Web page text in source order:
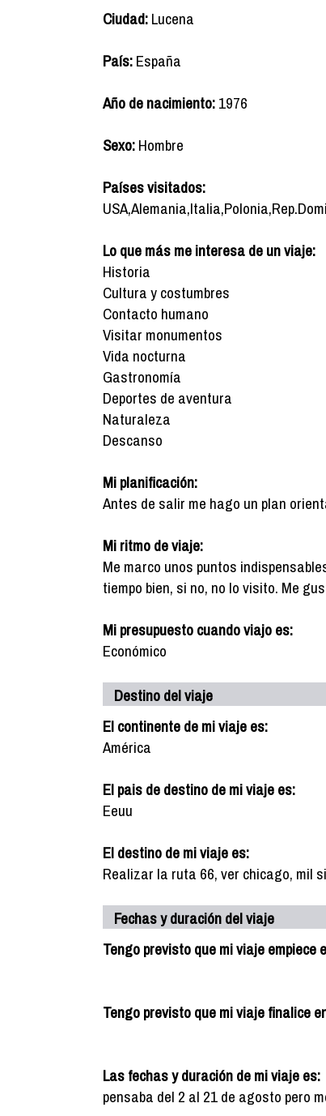
Ciudad:Lucena
País:España
Año de nacimiento:1976
Sexo:Hombre
Países visitados:
Lo que más me interesa de un viaje:
Historia
Cultura y costumbres
Contacto humano
Visitar monumentos
Vida nocturna
Gastronomía
Deportes de aventura
Naturaleza
Descanso
Mi planificación:
Antes de salir me hago un plan
Mi ritmo de viaje:
Me marco unos puntos
tiempo bien, si no, no lo visito. Me
Mi presupuesto cuando viajo es:
Económico
Destino del viaje
El continente de mi viaje es:
América
El pais de destino de mi viaje es:
Eeuu
El destino de mi viaje es:
Realizar la ruta 66, ver chicago, mil
Fechas y duración del viaje
Tengo previsto que mi viaje empiece
Tengo previsto que mi viaje finalice
Las fechas y duración de mi viaje es:
pensaba del 2 al 21 de agosto pero